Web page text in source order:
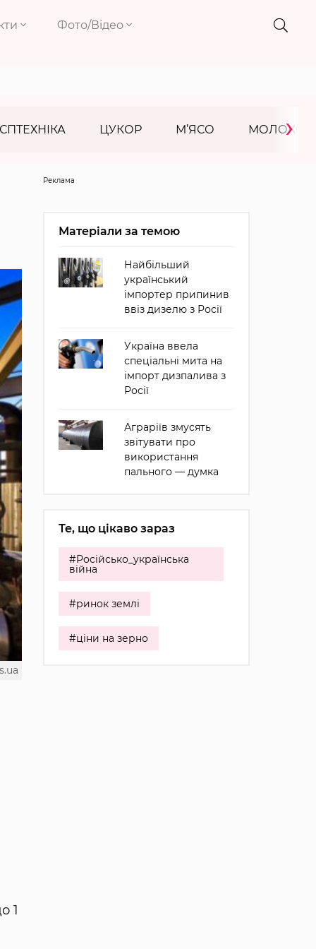
Фото/Відео
ЦУКОР М’ЯСО МОЛОКО
›
1
Реклама
Матеріали за темою
Найбільший
український
імпортер припинив
ввіз дизелю з Росії
Україна ввела
спеціальні мита на
імпорт дизпалива з
Росії
Аграріїв змусять
звітувати про
використання
пального — думка
Те, що цікаво зараз
#Російсько_українська
війна
#ринок землі
#ціни на зерно